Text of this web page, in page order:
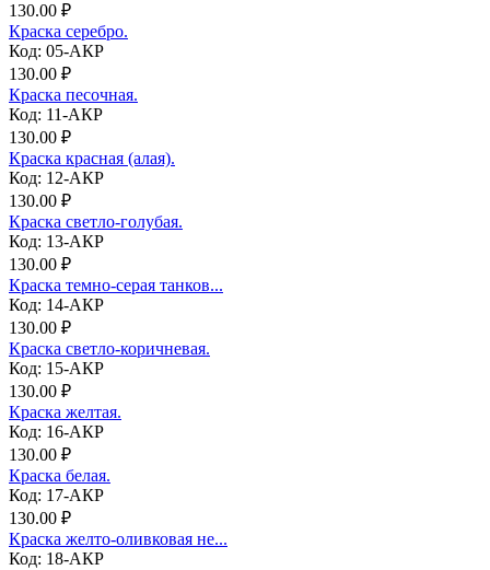
130.00 ₽
Краска серебро.
Код: 05-АКР
130.00 ₽
Краска песочная.
Код: 11-АКР
130.00 ₽
Краска красная (алая).
Код: 12-АКР
130.00 ₽
Краска светло-голубая.
Код: 13-АКР
130.00 ₽
Краска темно-серая танков...
Код: 14-АКР
130.00 ₽
Краска светло-коричневая.
Код: 15-АКР
130.00 ₽
Краска желтая.
Код: 16-АКР
130.00 ₽
Краска белая.
Код: 17-АКР
130.00 ₽
Краска желто-оливковая не...
Код: 18-АКР